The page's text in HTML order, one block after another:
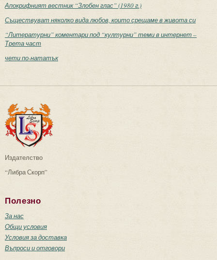
Апокрифният вестник “Злобен глас” (1980 г.)
Съществуват няколко вида любов, които срещаме в живота си
“Литературни” коментари под “културни” теми в интернет –
Трета част
чети по-нататък
Издателство
“Либра Скорп”
Полезно
За нас
Общи условия
Условия за доставка
Въпроси и отговори